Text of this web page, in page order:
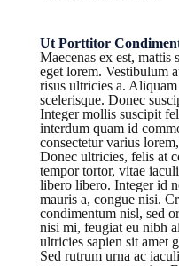
Ut Porttitor
Maecenas ex est, mattis
eget lorem. Vestibulum
risus ultricies a. Aliquam
scelerisque. Donec
Integer mollis suscipit
interdum quam id
consectetur varius
Donec ultricies, felis at
tempor tortor, vitae
libero libero. Integer id
mauris a, congue nisi.
condimentum nisl, sed
nisi mi, feugiat eu nibh
ultricies sapien sit amet
Sed rutrum urna ac